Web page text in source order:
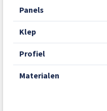
panels
klep
profiel
materialen